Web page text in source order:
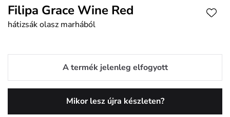
Filipa Grace Wine Red
hátizsák olasz marhából
A termék jelenleg elfogyott
Mikor lesz újra készleten?